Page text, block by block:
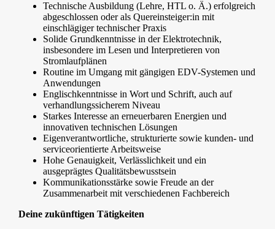
Technische Ausbildung (Lehre, HTL o. Ä.) erfolgreich
abgeschlossen oder als Quereinsteiger:in mit
einschlägiger technischer Praxis
Solide Grundkenntnisse in der Elektrotechnik,
insbesondere im Lesen und Interpretieren von
Stromlaufplänen
Routine im Umgang mit gängigen EDV-Systemen und
Anwendungen
Englischkenntnisse in Wort und Schrift, auch auf
verhandlungssicherem Niveau
Starkes Interesse an erneuerbaren Energien und
innovativen technischen Lösungen
Eigenverantwortliche, strukturierte sowie kunden- und
serviceorientierte Arbeitsweise
Hohe Genauigkeit, Verlässlichkeit und ein
ausgeprägtes Qualitätsbewusstsein
Kommunikationsstärke sowie Freude an der
Zusammenarbeit mit verschiedenen Fachbereich
Deine zukünftigen Tätigkeiten